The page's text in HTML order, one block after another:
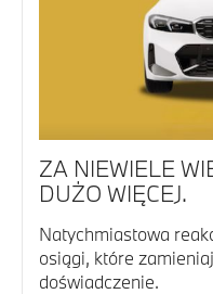
ZA NIEWIELE
DUŻO WIĘCEJ.
Natychmiastowa
osiągi, które
doświadczenie.